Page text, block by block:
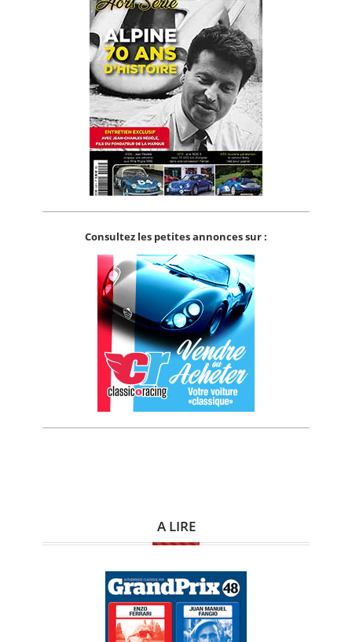
Consultez les petites annonces sur :
A LIRE